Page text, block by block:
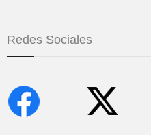
Redes Sociales